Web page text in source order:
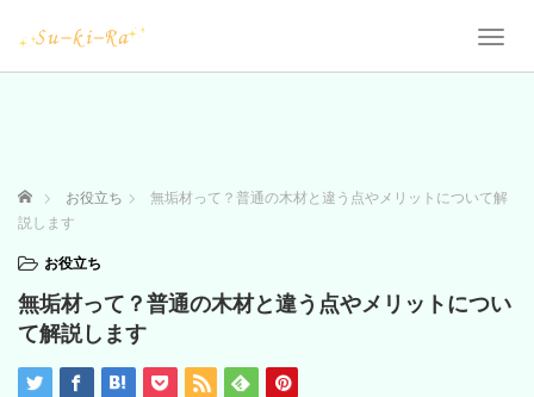
T
a
a
ホーム お役立ち
無垢材って？普通の木材と違う点やメリットについて解
説します
お役立ち
無垢材って？普通の木材と違う点やメリットについ
て解説します